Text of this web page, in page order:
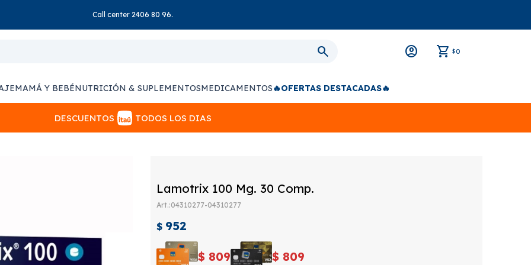
Call center 2406 80 96.
$0
MAMÁ Y BEBÉNUTRICIÓN & SUPLEMENTOSMEDICAMENTOS🔥OFERTAS DESTACADAS🔥
DESCUENTOS TODOS LOS DIAS
Lamotrix 100 Mg. 30 Comp.
04310277-04310277
$ 952
$ 809 $ 809